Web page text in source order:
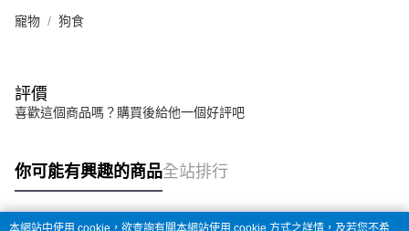
寵物 狗食
評價
喜歡這個商品嗎？購買後給他一個好評吧
你可能有興趣的商品全站排行
本網站中使用 cookie，欲查詢有關本網站使用 cookie 方式之詳情，及若您不希